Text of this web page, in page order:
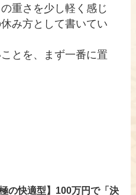
重さを少し軽く感じ
み方として書いてい
とを、まず一番に置
極の快適型】100万円で「決